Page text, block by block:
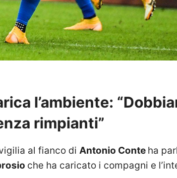
l’ambiente:
rimpianti”
al fianco di Antonio Conte ha
che ha caricato i compagni e